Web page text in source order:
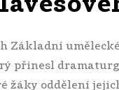
Základní
přinesl
žáky oddělení